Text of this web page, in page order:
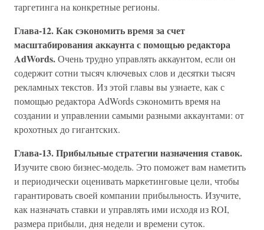
таргетинга на конкретные регионы.
Глава-12. Как сэкономить время за счет
масштабирования аккаунта с помощью редактора
AdWords.Очень трудно управлять аккаунтом, если он
содержит сотни тысяч ключевых слов и десятки тысяч
рекламных текстов. Из этой главы вы узнаете, как с
помощью редактора AdWords сэкономить время на
создании и управлении самыми разными аккаунтами: от
крохотных до гигантских.
Глава-13. Прибыльные стратегии назначения ставок.
Изучите свою бизнес-модель. Это поможет вам наметить
и периодически оценивать маркетинговые цели, чтобы
гарантировать своей компании прибыльность. Изучите,
как назначать ставки и управлять ими исходя из ROI,
размера прибыли, дня недели и времени суток.